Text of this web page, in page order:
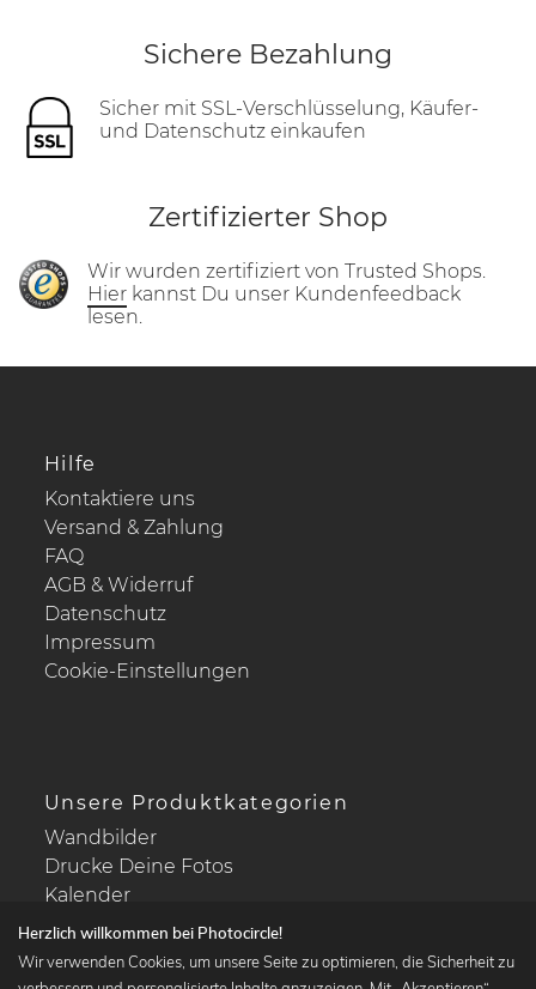
Sichere Bezahlung
Sicher mit SSL-Verschlüsselung, Käufer-
und Datenschutz einkaufen
Zertifizierter Shop
Wir wurden zertifiziert von Trusted Shops.
Hier kannst Du unser Kundenfeedback
lesen.
Hilfe
Kontaktiere uns
Versand & Zahlung
FAQ
AGB & Widerruf
Datenschutz
Impressum
Cookie-Einstellungen
Unsere Produktkategorien
Wandbilder
Drucke Deine Fotos
Kalender
Herzlich willkommen bei Photocircle!
Wir verwenden Cookies, um unsere Seite zu optimieren, die Sicherheit zu